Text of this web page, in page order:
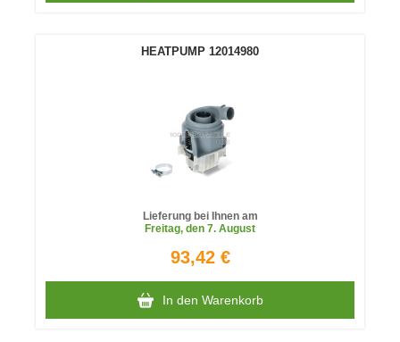
HEATPUMP 12014980
Lieferung bei Ihnen am
Freitag, den 7. August
93,42 €
In den Warenkorb